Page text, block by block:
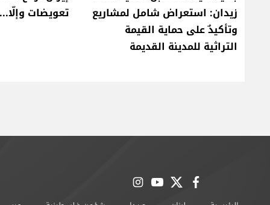
زيدان: استعراض شامل لمشاريع
وتأكيدٌ على حماية القيمة
التراثية للمدينة القديمة
تعويضات وإلّا...
facebook
twitter
youtube
instagram